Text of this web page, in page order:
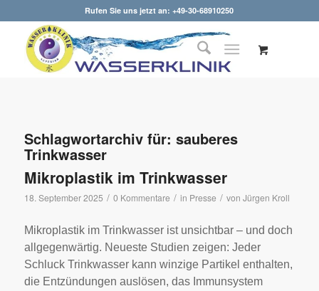
Rufen Sie uns jetzt an: +49-30-68910250
Schlagwortarchiv für: sauberes
Trinkwasser
Mikroplastik im Trinkwasser
18. September 2025 / 0 Kommentare / in Presse / von Jürgen Kroll
Mikroplastik im Trinkwasser ist unsichtbar – und doch
allgegenwärtig. Neueste Studien zeigen: Jeder
Schluck Trinkwasser kann winzige Partikel enthalten,
die Entzündungen auslösen, das Immunsystem